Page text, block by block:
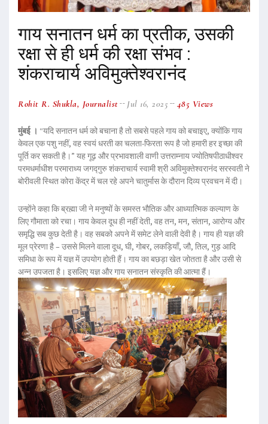
गाय सनातन धर्म का प्रतीक, उसकी
रक्षा से ही धर्म की रक्षा संभव :
शंकराचार्य अविमुक्तेश्वरानंद
Rohit R. Shukla, Journalist Jul 16, 2025 485 Views
मुंबई । “यदि सनातन धर्म को बचाना है तो सबसे पहले गाय को बचाइए, क्योंकि गाय
केवल एक पशु नहीं, वह स्वयं धरती का चलता-फिरता रूप है जो हमारी हर इच्छा की
पूर्ति कर सकती है।” यह गूढ़ और प्रभावशाली वाणी उत्तराम्नाय ज्योतिषपीठाधीश्वर
परमधर्माधीश परमाराध्य जगद्गुरु शंकराचार्य स्वामी श्री अविमुक्तेश्वरानंद सरस्वती ने
बोरीवली स्थित कोरा केंद्र में चल रहे अपने चातुर्मास के दौरान दिव्य प्रवचन में दी।
उन्होंने कहा कि ब्रह्मा जी ने मनुष्यों के समस्त भौतिक और आध्यात्मिक कल्याण के
लिए गौमाता को रचा। गाय केवल दूध ही नहीं देती, वह तन, मन, संतान, आरोग्य और
समृद्धि सब कुछ देती है। वह सबको अपने में समेट लेने वाली देवी है। गाय ही यज्ञ की
मूल प्रेरणा है – उससे मिलने वाला दूध, घी, गोबर, लकड़ियाँ, जौ, तिल, गुड़ आदि
समिधा के रूप में यज्ञ में उपयोग होती हैं। गाय का बछड़ा खेत जोतता है और उसी से
अन्न उपजता है। इसलिए यज्ञ और गाय सनातन संस्कृति की आत्मा हैं।